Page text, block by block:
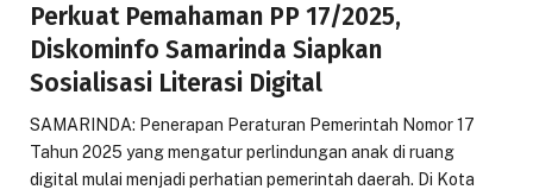
Perkuat Pemahaman PP 17/2025,
Diskominfo Samarinda Siapkan
Sosialisasi Literasi Digital
SAMARINDA: Penerapan Peraturan Pemerintah Nomor 17
Tahun 2025 yang mengatur perlindungan anak di ruang
digital mulai menjadi perhatian pemerintah daerah. Di Kota